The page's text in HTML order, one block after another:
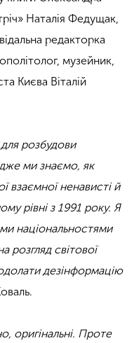
Наталія Федущак,
редакторка
музейник,
Києва Віталій
розбудови
ми знаємо, як
взаємної ненависті й
рівні з 1991 року. Я
національностями
розгляд світової
дезінформацію
оригінальні. Проте